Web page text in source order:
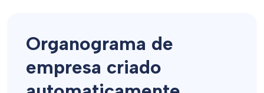
Organograma de
empresa criado